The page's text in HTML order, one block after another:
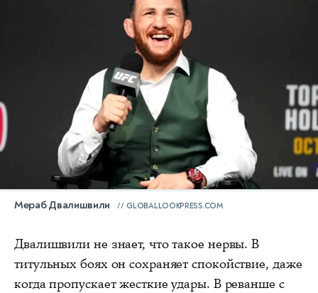
Мераб Двалишвили GLOBALLOOKPRESS.COM
Двалишвили не знает, что такое нервы. В
титульных боях он сохраняет спокойствие, даже
когда пропускает жесткие удары. В реванше с